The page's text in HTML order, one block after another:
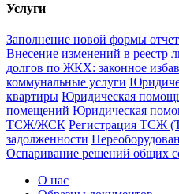
Услуги
Заполнение новой формы
Внесение изменений в
долгов по ЖКХ: законное
коммунальные услуги
квартиры Юридическая
помещений Юридическая
ТСЖ/ЖСК Регистрация ТСЖ
задолженности
Оспаривание решений общих
О нас